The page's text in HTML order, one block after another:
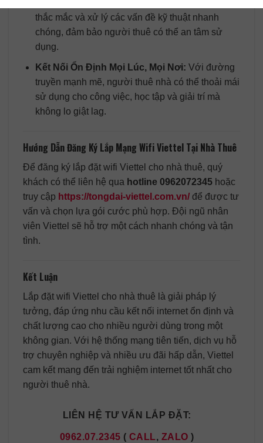
thắc mắc và xử lý các vấn đề kỹ thuật nhanh
chóng, đảm bảo người thuê có thể an tâm sử
dụng.
Kết Nối Ổn Định Mọi Lúc, Mọi Nơi: Với đường
truyền mạnh mẽ, người thuê nhà có thể thoải mái
sử dụng cho công việc, học tập và giải trí mà
không lo giật lag.
Hướng Dẫn Đăng Ký Lắp Mạng Wifi Viettel Tại Nhà Thuê
Để đăng ký lắp đặt wifi Viettel cho nhà thuê, quý
khách có thể liên hệ qua hotline 0962072345 hoặc
truy cập https://tongdai-viettel.com.vn/ để được tư
vấn và chọn lựa gói cước phù hợp. Đội ngũ nhân
viên Viettel sẽ hỗ trợ một cách nhanh chóng và tận
tình.
Kết Luận
Lắp đặt wifi Viettel cho nhà thuê là giải pháp lý
tưởng, đáp ứng nhu cầu kết nối internet ổn định và
chất lượng cao cho nhiều người dùng trong một
không gian. Với hệ thống mạng tiên tiến, dịch vụ hỗ
trợ chuyên nghiệp và nhiều ưu đãi hấp dẫn, Viettel
cam kết mang đến trải nghiệm internet tốt nhất cho
người thuê nhà.
LIÊN HỆ TƯ VẤN LẮP ĐẶT:
0962.07.2345 ( CALL, ZALO )